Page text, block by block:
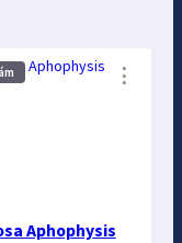
Aphophysis
⋮